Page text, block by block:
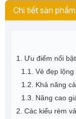
Chi tiết sản phẩm
1. Ưu điểm nổi
1.1. Vẻ đẹp
1.2. Khả năng
1.3. Nâng cao
2. Các kiểu rèm